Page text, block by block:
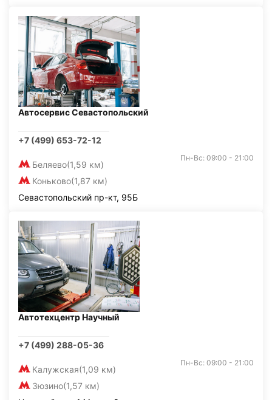
Автосервис Севастопольский
+7 (499) 653-72-12
Беляево(1,59 км)
Коньково(1,87 км)
Пн-Вс: 09:00 - 21:00
Севастопольский пр-кт, 95Б
Автотехцентр Научный
+7 (499) 288-05-36
Калужская(1,09 км)
Зюзино(1,57 км)
Пн-Вс: 09:00 - 21:00